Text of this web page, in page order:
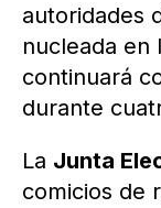
autoridades
nucleada en
continuará
durante
La Junta
comicios de